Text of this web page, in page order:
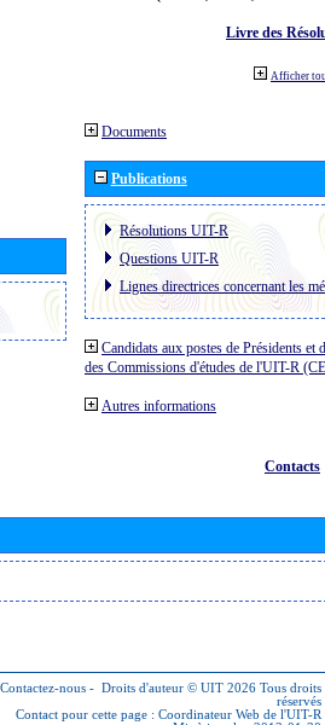
Livre des
Afficher
Documents
Publications
Résolutions UIT-R
Questions UIT-R
Lignes directrices concernant les
Candidats aux postes de Présidents et
des Commissions d'études de l'UIT-R
Autres informations
Contacts
Contactez-nous - Droits d'auteur © UIT 2026 Tous droits
réservés
Contact pour cette page : Coordinateur Web de l'UIT-R